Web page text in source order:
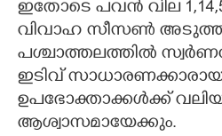
CONTACT US
ഇതോടെ പവൻ വില
വിവാഹ സീസൺ
പശ്ചാത്തലത്തിൽ
ഇടിവ്
ഉപഭോക്താക്കൾക്ക്
ആശ്വാസമായേക്കും.